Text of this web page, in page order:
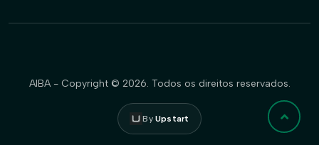
AIBA - Copyright © 2026. Todos os direitos reservados.
ByUpstart